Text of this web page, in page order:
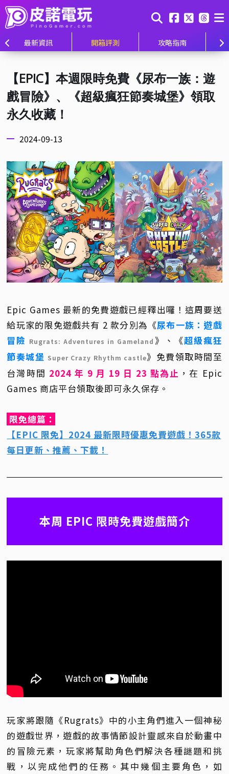
最新資訊 開箱評測 攻略指南
【EPIC】本週限時免費《尿布一族：遊
戲冒險》、《超級瘋狂節奏城堡》領取
永久收藏！
2024-09-13
Epic Games 最新的免費遊戲已經釋出囉！這周要送
給玩家的限免遊戲共有 2 款分別為《尿布一族：遊戲
冒險 Rugrats: Adventures in Gameland 》、《超級瘋狂
節奏城堡 Super Crazy Rhythm castle》免費領取時間至
台灣時間 2024 年 9 月 19 日 23 點為止 ，在 Epic
Games 商店平台領取後即可永久保存。
限免總篇：
【EPIC 限免】2024 最新限時優惠免費遊戲！365款
每日更新、推薦、下載！
本周 EPIC 限時免費遊戲簡介
玩家將跟隨《Rugrats》中的小主角們進入一個神秘
的遊戲世界，遊戲的故事情節設計靈感來自於動畫中
的冒險元素，玩家將幫助角色們解決各種謎題和挑
戰，以完成他們的任務。其中幾個主要角色，如